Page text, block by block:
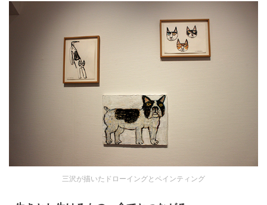
三沢が描いたドローイングとペインティング